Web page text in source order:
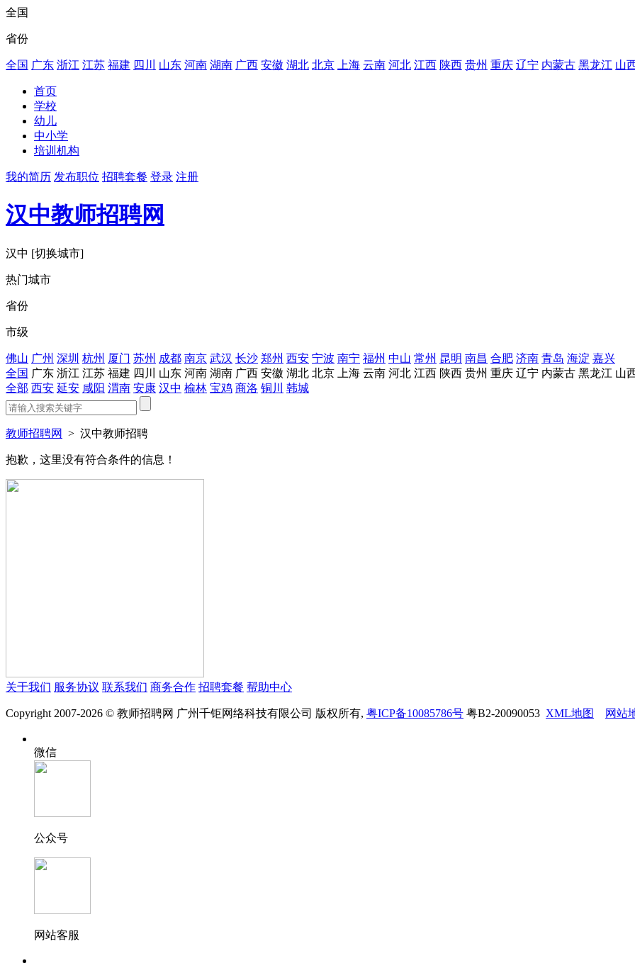
全国
省份
全国 广东 浙江 江苏 福建 四川 山东 河南 湖南 广西 安徽 湖北 北京 上海 云南 河北 江西 陕西 贵州 重庆 辽宁 内蒙古 黑龙江 山
首页
学校
幼儿
中小学
培训机构
我的简历 发布职位 招聘套餐 登录 注册
汉中教师招聘网
汉中 [切换城市]
热门城市
省份
市级
佛山 广州 深圳 杭州 厦门 苏州 成都 南京 武汉 长沙 郑州 西安 宁波 南宁 福州 中山 常州 昆明 南昌 合肥 济南 青岛 海淀 嘉兴
全国 广东 浙江 江苏 福建 四川 山东 河南 湖南 广西 安徽 湖北 北京 上海 云南 河北 江西 陕西 贵州 重庆 辽宁 内蒙古 黑龙江 山
全部 西安 延安 咸阳 渭南 安康 汉中 榆林 宝鸡 商洛 铜川 韩城
教师招聘网 > 汉中教师招聘
抱歉，这里没有符合条件的信息！
关于我们 服务协议 联系我们 商务合作 招聘套餐 帮助中心
Copyright 2007-2026 © 教师招聘网 广州千钜网络科技有限公司 版权所有, 粤ICP备10085786号 粤B2-20090053 XML地图 网站
微信
公众号
网站客服